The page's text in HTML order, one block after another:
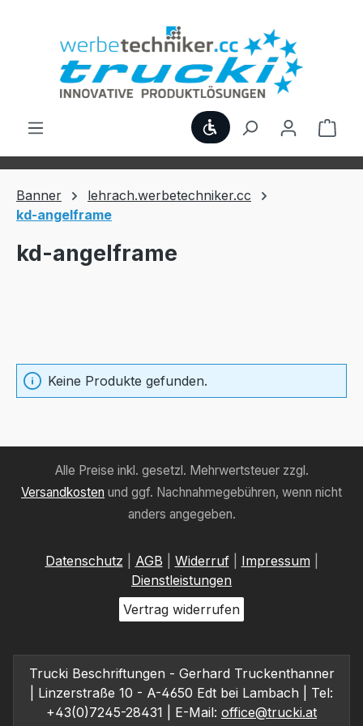
Werkzeugleiste
Banner
lehrach.werbetechniker.cc
kd-angelframe
kd-angelframe
Keine Produkte gefunden.
Alle Preise inkl. gesetzl. Mehrwertsteuer zzgl.
Versandkosten und ggf. Nachnahmegebühren, wenn nicht
anders angegeben.
Datenschutz AGB Widerruf| Impressum
Dienstleistungen
Vertrag widerrufen
Trucki Beschriftungen - Gerhard Truckenthanner
| Linzerstraße 10 - A-4650 Edt bei Lambach | Tel:
+43(0)7245-28431 | E-Mail: office@trucki.at